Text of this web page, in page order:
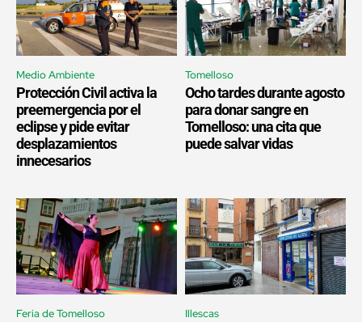
Medio Ambiente
Protección Civil activa la
preemergencia por el
eclipse y pide evitar
desplazamientos
innecesarios
Tomelloso
Ocho tardes durante agosto
para donar sangre en
Tomelloso: una cita que
puede salvar vidas
Feria de Tomelloso Illescas